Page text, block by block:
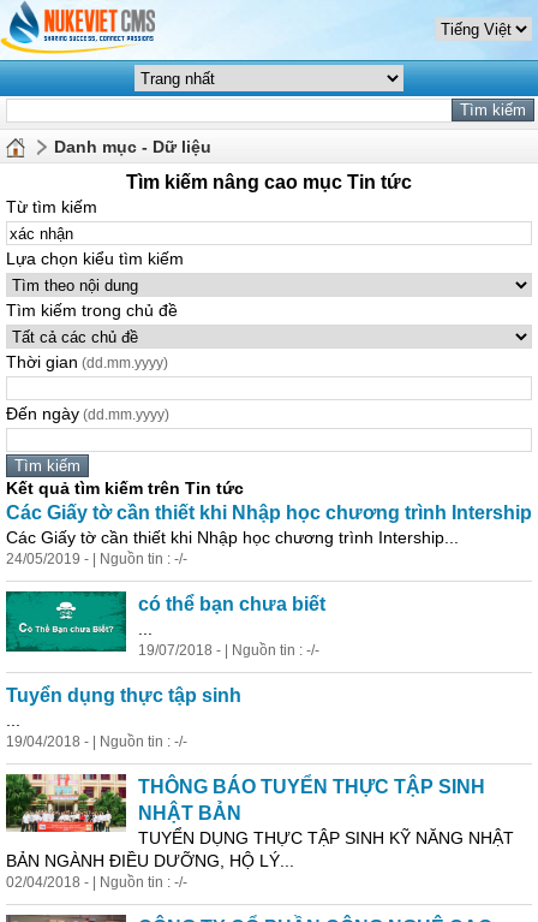
Danh mục - Dữ liệu
Tìm kiếm nâng cao mục Tin tức
Từ tìm kiếm
Lựa chọn kiểu tìm kiếm
Tìm kiếm trong chủ đề
Thời gian (dd.mm.yyyy)
Đến ngày (dd.mm.yyyy)
Kết quả tìm kiếm trên Tin tức
Các Giấy tờ cần thiết khi Nhập học chương trình Intership
Các Giấy tờ cần thiết khi Nhập học chương trình Intership...
24/05/2019 - | Nguồn tin : -/-
có thể bạn chưa biết
19/07/2018 - | Nguồn tin : -/-
Tuyển dụng thực tập sinh
19/04/2018 - | Nguồn tin : -/-
THÔNG BÁO TUYỂN THỰC TẬP SINH
NHẬT BẢN
TUYỂN DỤNG THỰC TẬP SINH KỸ NĂNG NHẬT
BẢN NGÀNH ĐIỀU DƯỠNG, HỘ LÝ...
02/04/2018 - | Nguồn tin : -/-